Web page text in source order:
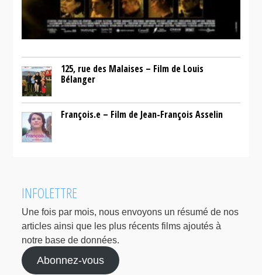
125, rue des Malaises – Film de Louis
Bélanger
François.e – Film de Jean-François Asselin
INFOLETTRE
Une fois par mois, nous envoyons un résumé de nos
articles ainsi que les plus récents films ajoutés à
notre base de données.
Abonnez-vous